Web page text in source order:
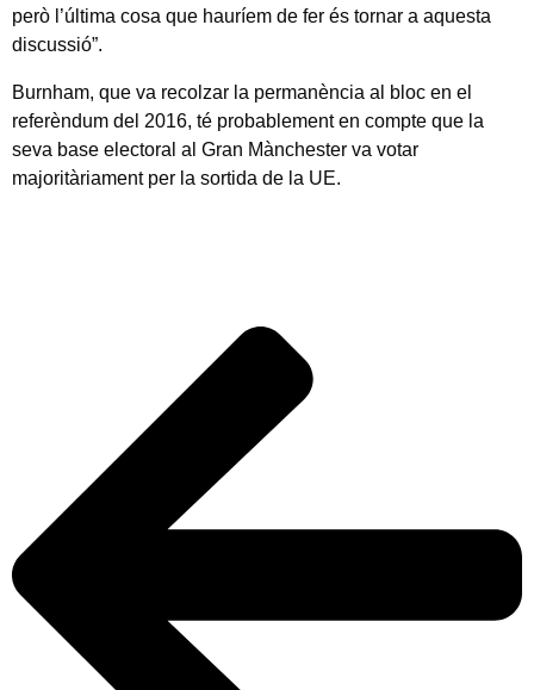
però l’última cosa que hauríem de fer és tornar a aquesta
discussió”.
Burnham, que va recolzar la permanència al bloc en el
referèndum del 2016, té probablement en compte que la
seva base electoral al Gran Mànchester va votar
majoritàriament per la sortida de la UE.